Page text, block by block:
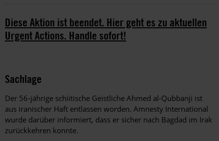
Diese Aktion ist beendet. Hier geht es zu aktuellen
Urgent Actions. Handle sofort!
Sachlage
Der 56-jährige schiitische Geistliche Ahmed al-Qubbanji ist
aus iranischer Haft entlassen worden. Amnesty International
wurde darüber informiert, dass er sicher nach Bagdad im Irak
zurückkehren konnte.